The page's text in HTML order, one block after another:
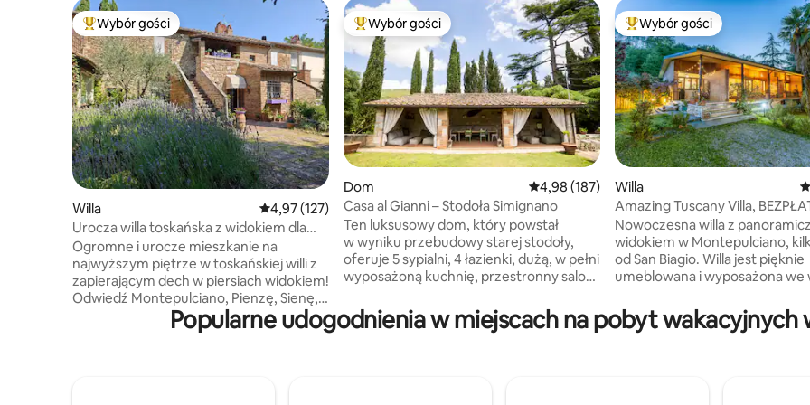
Najpopularniejsze z kategorii Wybór gości
Wybór gości
Willa Średnia ocena: 4,97 na 5, liczba recenzji: 127
4,97 (127)
Urocza willa toskańska z widokiem dla
rodziny i przyjaciół
Ogromne i urocze mieszkanie na
najwyższym piętrze w toskańskiej willi z
zapierającym dech w piersiach widokiem!
Odwiedź Montepulciano, Pienzę, Sienę,
odkryj okolicę, winnice i gorące źródła,
wybierz się na pieszą wycieczkę lub
Najpopularniejsze z kategorii Wybór gości
Wybór gości
Dom Średnia ocena: 4,98 na 5, liczba recenzji: 187
4,98 (187)
Casa al Gianni – Stodoła Simignano
Ten luksusowy dom, który powstał
w wyniku przebudowy starej stodoły,
oferuje 5 sypialni, 4 łazienki, dużą, w pełni
wyposażoną kuchnię, przestronny salon,
jacuzzi, taras z sofami, grill, palenisko
i kuchnię na świeżym powietrzu. Idealne
Najpopularniejsze z kategorii
Wybór gości
Willa
Amazing Tuscany Villa,
PARKING
Nowoczesna willa z
widokiem w Montepulciano,
od San Biagio. Willa jest pięknie
umeblowana i wyposażona we
przyjemny wypoczynek. Z
podziwiać zapierające dech w
dużą kuchnię, aby spróbować
Popularne udogodnienia w miejscach na pobyt wakacyjnych